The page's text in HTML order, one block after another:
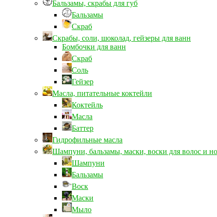
Бальзамы, скрабы для губ
Бальзамы
Скраб
Скрабы, соли, шоколад, гейзеры для ванн
Бомбочки для ванн
Скраб
Соль
Гейзер
Масла, питательные коктейли
Коктейль
Масла
Баттер
Гидрофильные масла
Шампуни, бальзамы, маски, воски для волос и
Шампуни
Бальзамы
Воск
Маски
Мыло